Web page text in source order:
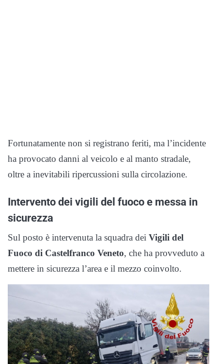
Fortunatamente non si registrano feriti, ma l’incidente
ha provocato danni al veicolo e al manto stradale,
oltre a inevitabili ripercussioni sulla circolazione.
Intervento dei vigili del fuoco e messa in
sicurezza
Sul posto è intervenuta la squadra dei Vigili del
Fuoco di Castelfranco Veneto, che ha provveduto a
mettere in sicurezza l’area e il mezzo coinvolto.